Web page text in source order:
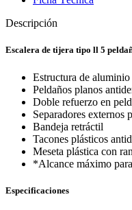
Descripción
Escalera de tijera tipo ll 5
Estructura de aluminio
Peldaños planos
Doble refuerzo en
Separadores externos
Bandeja retráctil
Tacones plásticos
Meseta plástica con
*Alcance máximo
Especificaciones